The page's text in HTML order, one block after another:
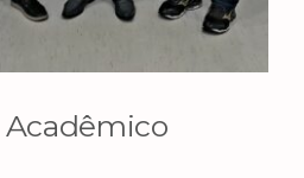
Acadêmico